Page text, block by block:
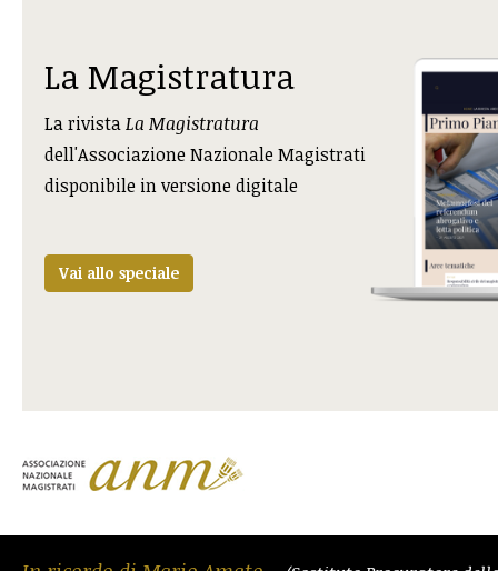
La Magistratura
La rivistaLa Magistratura
dell'Associazione Nazionale Magistrati
disponibile in versione digitale
Vai allo speciale